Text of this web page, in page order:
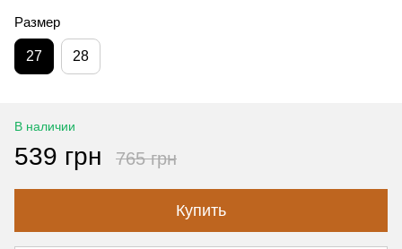
Размер
27 28
В наличии
539 грн 765 грн
Купить